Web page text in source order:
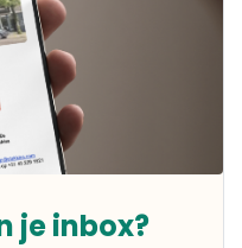
je inbox?